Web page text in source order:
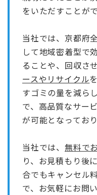
をいただすことが
当社では、京都府
して地域密着型で
ることや、回収さ
ースやリサイクル
すゴミの量を減ら
で、高品質なサー
が可能となってお
当社では、 無料で
り、お見積もり後
合でもキャンセル
で、お気軽にお問